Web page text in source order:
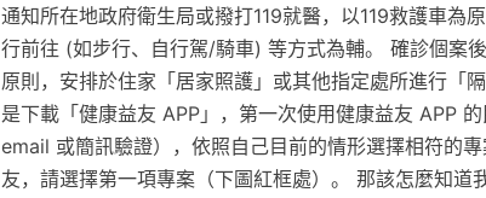
通知所在地政府衛生局或撥打119就醫，以119救護車為
行前往 (如步行、自行駕/騎車) 等方式為輔。 確診個案
原則，安排於住家「居家照護」或其他指定處所進行「
是下載「健康益友 APP」，第一次使用健康益友 APP
email 或簡訊驗證），依照自己目前的情形選擇相符的
友，請選擇第一項專案（下圖紅框處）。 那該怎麼知道